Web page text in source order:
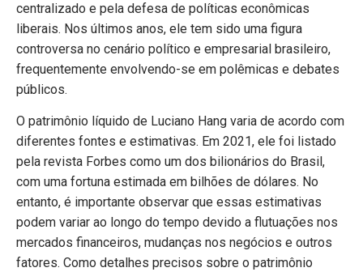
centralizado e pela defesa de políticas econômicas
liberais. Nos últimos anos, ele tem sido uma figura
controversa no cenário político e empresarial brasileiro,
frequentemente envolvendo-se em polêmicas e debates
públicos.
O patrimônio líquido de Luciano Hang varia de acordo com
diferentes fontes e estimativas. Em 2021, ele foi listado
pela revista Forbes como um dos bilionários do Brasil,
com uma fortuna estimada em bilhões de dólares. No
entanto, é importante observar que essas estimativas
podem variar ao longo do tempo devido a flutuações nos
mercados financeiros, mudanças nos negócios e outros
fatores. Como detalhes precisos sobre o patrimônio